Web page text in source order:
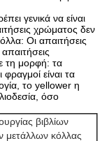
γενικά να είναι
χρώματος δεν
Οι απαιτήσεις
τη μορφή: τα
είναι τα
το yellower η
όσο
βιβλίων
μετάλλων κόλλας